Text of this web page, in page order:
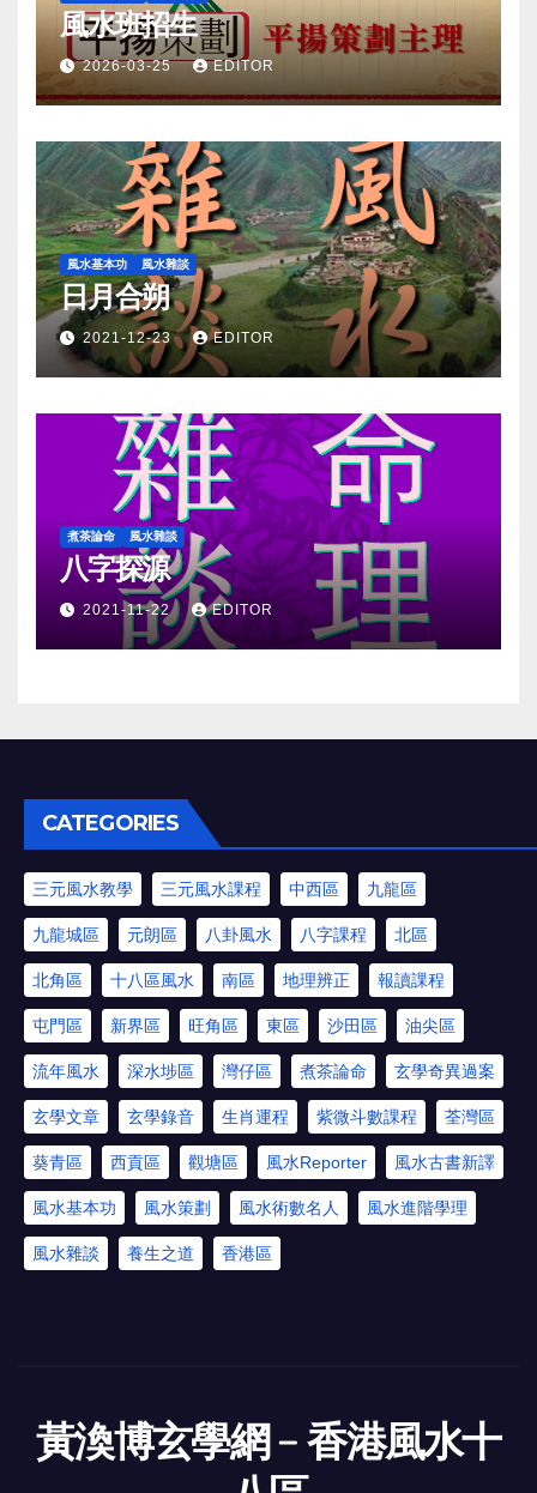
風水班招生
2026-03-25 EDITOR
風水基本功 風水雜談
日月合朔
2021-12-23 EDITOR
煮茶論命 風水雜談
八字探源
2021-11-22 EDITOR
CATEGORIES
三元風水教學 三元風水課程 中西區 九龍區
九龍城區 元朗區 八卦風水 八字課程 北區
北角區 十八區風水 南區 地理辨正 報讀課程
屯門區 新界區 旺角區 東區 沙田區 油尖區
流年風水 深水埗區 灣仔區 煮茶論命 玄學奇異過案
玄學文章 玄學錄音 生肖運程 紫微斗數課程 荃灣區
葵青區 西貢區 觀塘區 風水Reporter 風水古書新譯
風水基本功 風水策劃 風水術數名人 風水進階學理
風水雜談 養生之道 香港區
黃渙博玄學網﹣香港風水十